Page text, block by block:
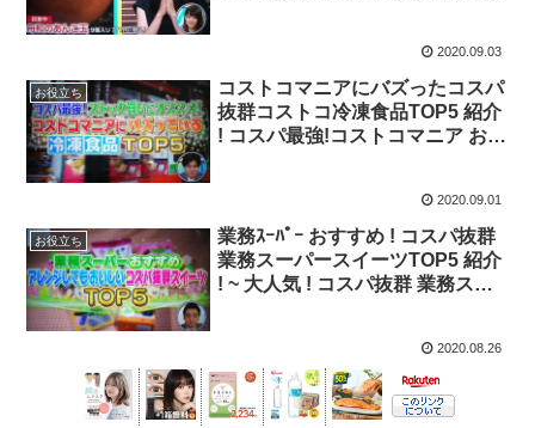
2020.09.03
お役立ち
コストコマニアにバズったコスパ
抜群コストコ冷凍食品TOP5 紹介
! コスパ最強!コストコマニア おす
2020.09.01
お役立ち
業務ｽｰﾊﾟｰ おすすめ ! コスパ抜群
業務スーパースイーツTOP5 紹介
! ~ 大人気 ! コスパ抜群 業務スー
2020.08.26